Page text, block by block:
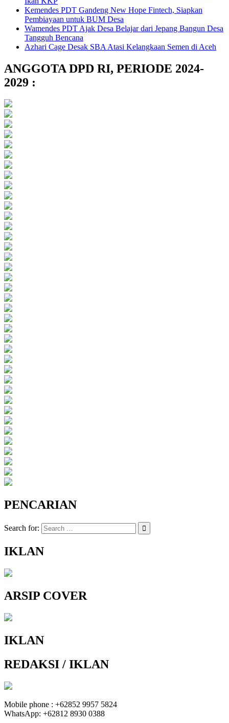
Kemendes PDT Gandeng New Hope Fintech, Siapkan
Pembiayaan untuk BUM Desa
Wamendes PDT Ajak Desa Belajar dari Jepang Bangun Desa
Tangguh Bencana
Azhari Cage Desak SBA Atasi Kelangkaan Semen di Aceh
ANGGOTA DPD RI, PERIODE 2024-
2029 :
PENCARIAN
Search for:
IKLAN
ARSIP COVER
IKLAN
REDAKSI / IKLAN
Mobile phone : +62852 9957 5824
WhatsApp: +62812 8930 0388